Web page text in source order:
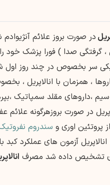
در صورت بروز علائم
گرفتگی صدا ) فورا پزشک خود
، همزمان با انالاپریل ،
،داروهای مقلد سمپاتیک
در صورت بروزهرگونه
پروتئین اوری و سندروم